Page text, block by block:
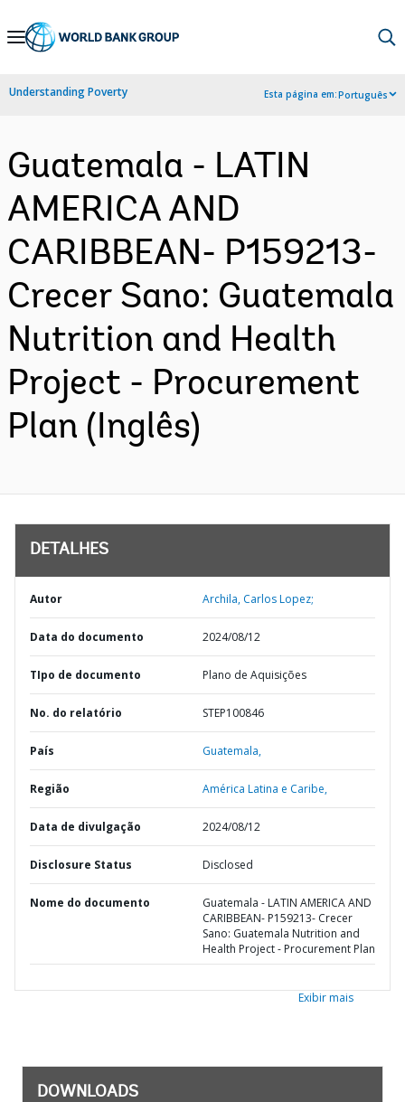
Skip
Navigation
Understanding Poverty Esta página em:Português
Guatemala - LATIN
AMERICA AND
CARIBBEAN- P159213-
Crecer Sano: Guatemala
Nutrition and Health
Project - Procurement
Plan (Inglês)
DETALHES
Autor Archila, Carlos Lopez;
Data do documento 2024/08/12
TIpo de documento Plano de Aquisições
No. do relatório STEP100846
País Guatemala,
Região América Latina e Caribe,
Data de divulgação 2024/08/12
Disclosure Status Disclosed
Nome do documento
Guatemala - LATIN AMERICA AND
CARIBBEAN- P159213- Crecer
Sano: Guatemala Nutrition and
Health Project - Procurement Plan
Exibir mais
DOWNLOADS